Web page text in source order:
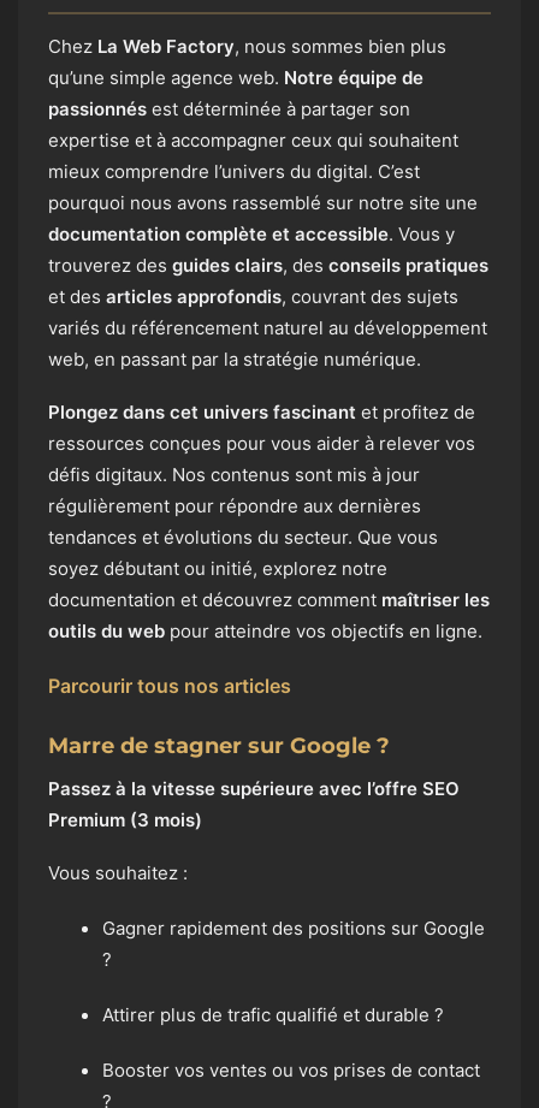
Chez La Web Factory, nous sommes bien plus
qu’une simple agence web. Notre équipe de
passionnés est déterminée à partager son
expertise et à accompagner ceux qui souhaitent
mieux comprendre l’univers du digital. C’est
pourquoi nous avons rassemblé sur notre site une
documentation complète et accessible. Vous y
trouverez des guides clairs, des conseils pratiques
et des articles approfondis, couvrant des sujets
variés du référencement naturel au développement
web, en passant par la stratégie numérique.
Plongez dans cet univers fascinant et profitez de
ressources conçues pour vous aider à relever vos
défis digitaux. Nos contenus sont mis à jour
régulièrement pour répondre aux dernières
tendances et évolutions du secteur. Que vous
soyez débutant ou initié, explorez notre
documentation et découvrez comment maîtriser les
outils du web pour atteindre vos objectifs en ligne.
Parcourir tous nos articles
Marre de stagner sur Google ?
Passez à la vitesse supérieure avec l’offre SEO
Premium (3 mois)
Vous souhaitez :
Gagner rapidement des positions sur Google
?
Attirer plus de trafic qualifié et durable ?
Booster vos ventes ou vos prises de contact
?